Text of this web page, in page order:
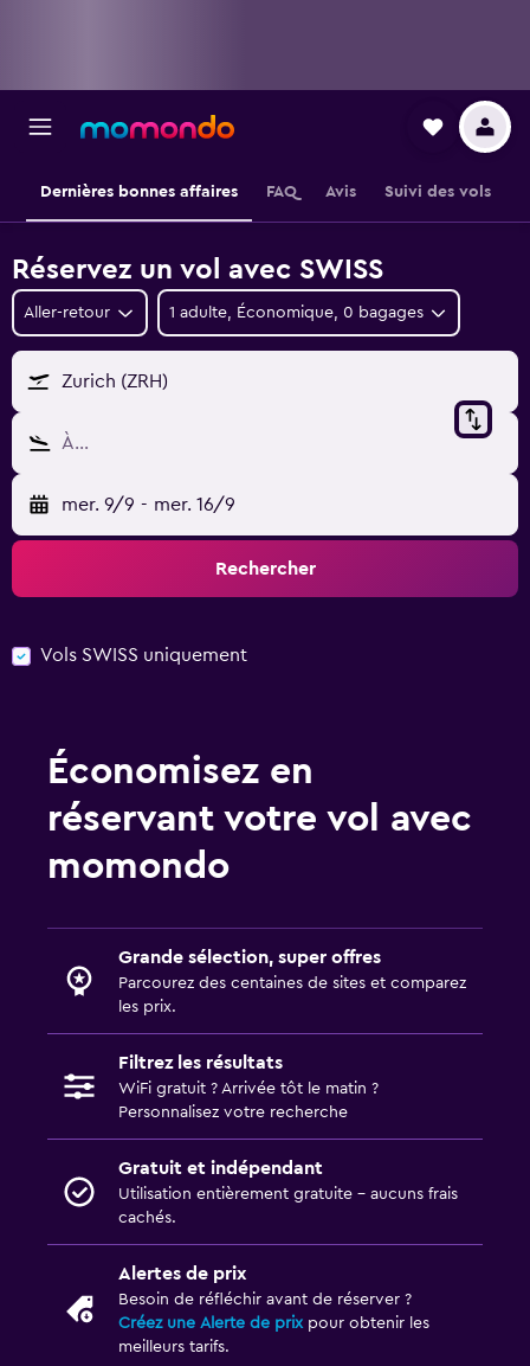
Dernières bonnes affaires FAQ Avis Suivi des vols
Réservez un vol avec SWISS
Aller-retour 1 adulte, Économique, 0 bagages
Zurich (ZRH)
À…
mer. 9/9 - mer. 16/9
Rechercher
Vols SWISS uniquement
Économisez en
réservant votre vol avec
momondo
Grande sélection, super offres
Parcourez des centaines de sites et comparez
les prix.
Filtrez les résultats
WiFi gratuit ? Arrivée tôt le matin ?
Personnalisez votre recherche
Gratuit et indépendant
Utilisation entièrement gratuite - aucuns frais
cachés.
Alertes de prix
Besoin de réfléchir avant de réserver ?
Créez une Alerte de prix pour obtenir les
meilleurs tarifs.